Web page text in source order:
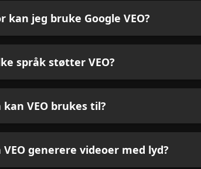
kan jeg bruke Google VEO?
språk støtter VEO?
kan VEO brukes til?
VEO generere videoer med lyd?